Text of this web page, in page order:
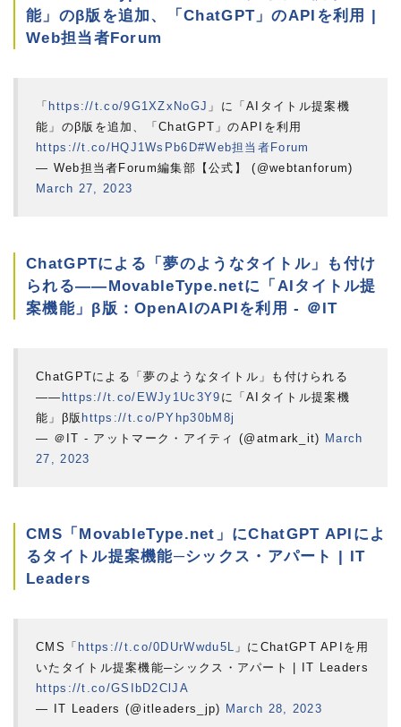
能」のβ版を追加、「ChatGPT」のAPIを利用 |
Web担当者Forum
「 https://t.co/9G1XZxNoGJ 」に「AIタイトル提案機
能」のβ版を追加、「ChatGPT」のAPIを利用
https://t.co/HQJ1WsPb6D#Web担当者Forum
— Web担当者Forum編集部【公式】 (@webtanforum)
March 27, 2023
ChatGPTによる「夢のようなタイトル」も付け
られる――MovableType.netに「AIタイトル提
案機能」β版：OpenAIのAPIを利用 - ＠IT
ChatGPTによる「夢のようなタイトル」も付けられる
―― https://t.co/EWJy1Uc3Y9 に「AIタイトル提案機
能」β版 https://t.co/PYhp30bM8j
— ＠IT - アットマーク・アイティ (@atmark_it) March
27, 2023
CMS「MovableType.net」にChatGPT APIによ
るタイトル提案機能─シックス・アパート | IT
Leaders
CMS「 https://t.co/0DUrWwdu5L 」にChatGPT APIを用
いたタイトル提案機能─シックス・アパート | IT Leaders
https://t.co/GSIbD2ClJA
— IT Leaders (@itleaders_jp) March 28, 2023